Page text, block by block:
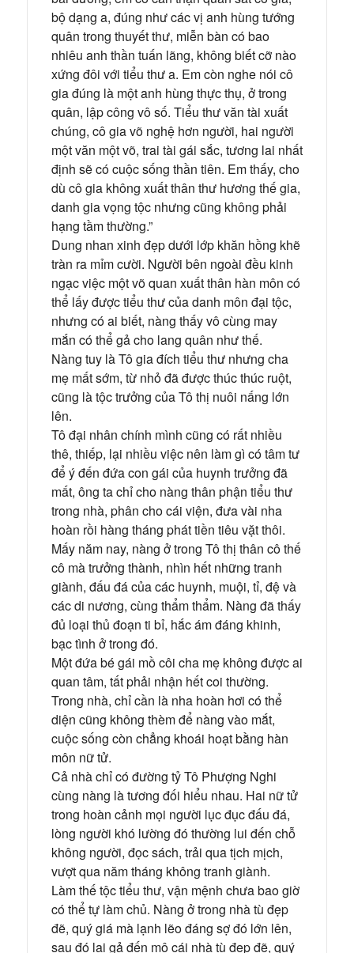
bộ dạng a, đúng như các vị anh hùng tướng
quân trong thuyết thư, miễn bàn có bao
nhiêu anh thần tuấn lãng, không biết cỡ nào
xứng đôi với tiểu thư a. Em còn nghe nói cô
gia đúng là một anh hùng thực thụ, ở trong
quân, lập công vô số. Tiểu thư văn tài xuất
chúng, cô gia võ nghệ hơn người, hai người
một văn một võ, trai tài gái sắc, tương lai nhất
định sẽ có cuộc sống thần tiên. Em thấy, cho
dù cô gia không xuất thân thư hương thế gia,
danh gia vọng tộc nhưng cũng không phải
hạng tầm thường.”
Dung nhan xinh đẹp dưới lớp khăn hồng khẽ
tràn ra mỉm cười. Người bên ngoài đều kinh
ngạc việc một võ quan xuất thân hàn môn có
thể lấy được tiểu thư của danh môn đại tộc,
nhưng có ai biết, nàng thấy vô cùng may
mắn có thể gả cho lang quân như thế.
Nàng tuy là Tô gia đích tiểu thư nhưng cha
mẹ mất sớm, từ nhỏ đã được thúc thúc ruột,
cũng là tộc trưởng của Tô thị nuôi nấng lớn
lên.
Tô đại nhân chính mình cũng có rất nhiều
thê, thiếp, lại nhiều việc nên làm gì có tâm tư
để ý đến đứa con gái của huynh trưởng đã
mất, ông ta chỉ cho nàng thân phận tiểu thư
trong nhà, phân cho cái viện, đưa vài nha
hoàn rồi hàng tháng phát tiền tiêu vặt thôi.
Mấy năm nay, nàng ở trong Tô thị thân cô thế
cô mà trưởng thành, nhìn hết những tranh
giành, đấu đá của các huynh, muội, tỉ, đệ và
các di nương, cùng thẩm thẩm. Nàng đã thấy
đủ loại thủ đoạn ti bỉ, hắc ám đáng khinh,
bạc tình ở trong đó.
Một đứa bé gái mồ côi cha mẹ không được ai
quan tâm, tất phải nhận hết coi thường.
Trong nhà, chỉ cần là nha hoàn hơi có thể
diện cũng không thèm để nàng vào mắt,
cuộc sống còn chẳng khoái hoạt bằng hàn
môn nữ tử.
Cả nhà chỉ có đường tỷ Tô Phượng Nghi
cùng nàng là tương đối hiểu nhau. Hai nữ tử
trong hoàn cảnh mọi người lục đục đấu đá,
lòng người khó lường đó thường lui đến chỗ
không người, đọc sách, trải qua tịch mịch,
vượt qua năm tháng không tranh giành.
Làm thế tộc tiểu thư, vận mệnh chưa bao giờ
có thể tự làm chủ. Nàng ở trong nhà tù đẹp
đẽ, quý giá mà lạnh lẽo đáng sợ đó lớn lên,
sau đó lại gả đến mộ cái nhà tù đẹp đẽ, quý